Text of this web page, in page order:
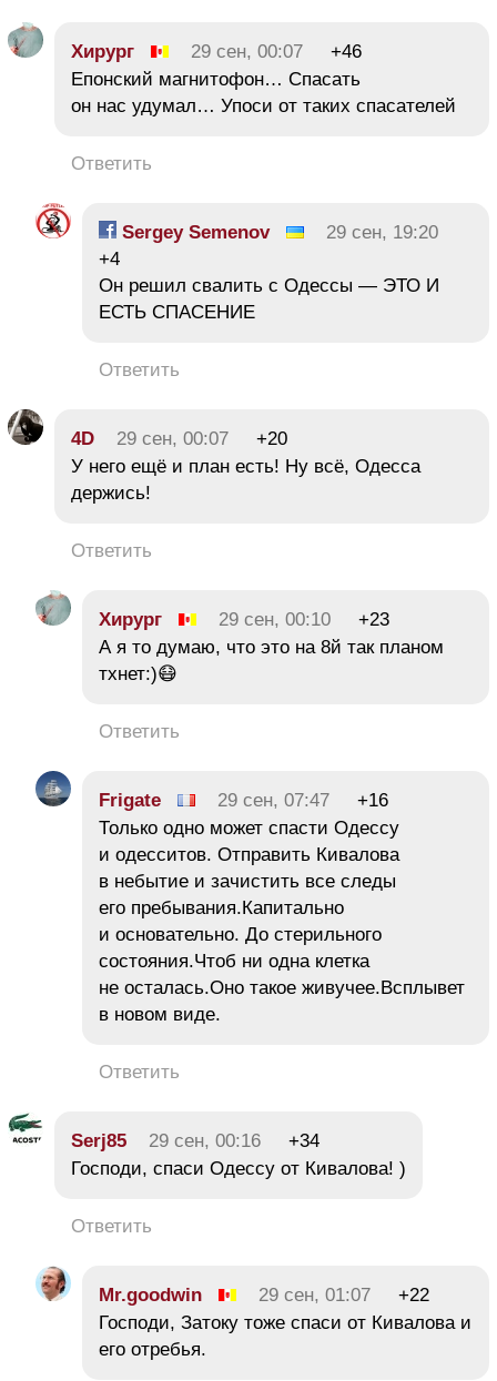
Хирург 29 сен, 00:07
+46
Епонский магнитофон… Спасать
он нас удумал… Упоси от таких спасателей
Ответить
Sergey Semenov
29 сен, 19:20
+4
Он решил свалить с Одессы — ЭТО И
ЕСТЬ СПАСЕНИЕ
Ответить
4D 29 сен, 00:07
+20
У него ещё и план есть! Ну всё, Одесса
держись!
Ответить
Хирург 29 сен, 00:10
+23
А я то думаю, что это на 8й так планом
тхнет:)😷
Ответить
Frigate 29 сен, 07:47
+16
Только одно может спасти Одессу
и одесситов. Отправить Кивалова
в небытие и зачистить все следы
его пребывания.Капитально
и основательно. До стерильного
состояния.Чтоб ни одна клетка
не осталась.Оно такое живучее.Всплывет
в новом виде.
Ответить
Serj85 29 сен, 00:16
+34
Господи, спаси Одессу от Кивалова! )
Ответить
Mr.goodwin 29 сен, 01:07
+22
Господи, Затоку тоже спаси от Кивалова и
его отребья.